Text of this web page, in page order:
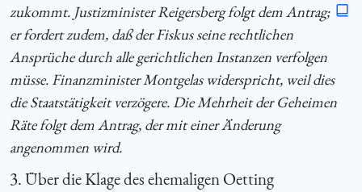
zukommt. Justizminister Reigersberg folgt dem Antrag;
er fordert zudem, daß der Fiskus seine rechtlichen
Ansprüche durch alle gerichtlichen Instanzen verfolgen
müsse. Finanzminister Montgelas widerspricht, weil dies
die Staatstätigkeit verzögere. Die Mehrheit der Geheimen
Räte folgt dem Antrag, der mit einer Änderung
angenommen wird.
3. Über die Klage des ehemaligen Oetting